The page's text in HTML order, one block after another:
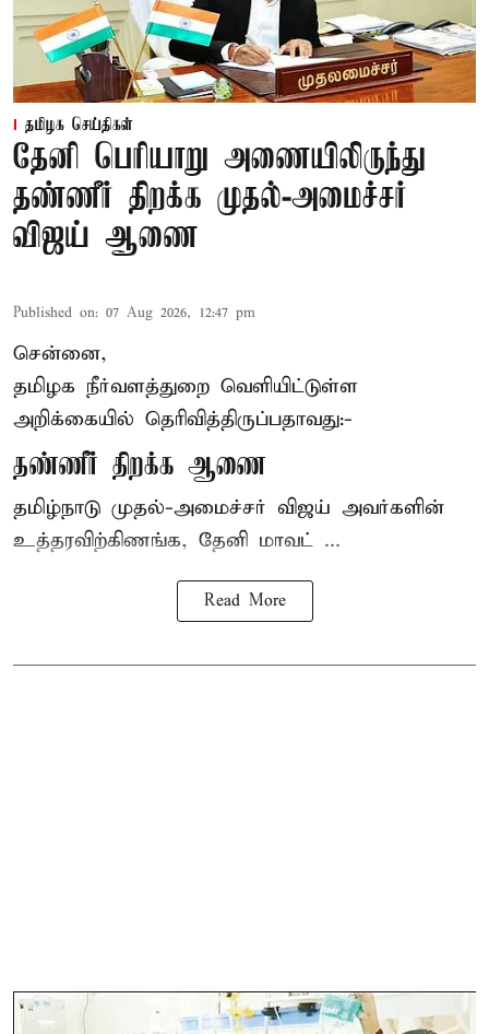
தமிழக செய்திகள்
தேனி பெரியாறு அணையிலிருந்து
தண்ணீர் திறக்க முதல்-அமைச்சர்
விஜய் ஆணை
Published on: 07 Aug 2026, 12:47 pm
சென்னை,
தமிழக நீர்வளத்துறை வெளியிட்டுள்ள
அறிக்கையில் தெரிவித்திருப்பதாவது:-
தண்ணீர் திறக்க ஆணை
தமிழ்நாடு முதல்-அமைச்சர் விஜய் அவர்களின்
உத்தரவிற்கிணங்க, தேனி மாவட் ...
Read More